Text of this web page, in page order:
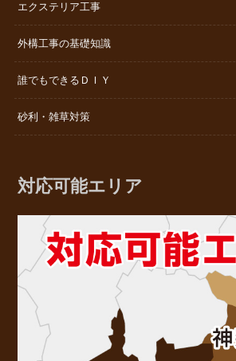
エクステリア工事
外構工事の基礎知識
誰でもできるＤＩＹ
砂利・雑草対策
対応可能エリア